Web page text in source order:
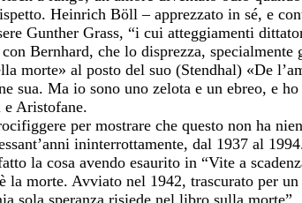
Heinrich Böll – apprezzato in sé, e
Gunther Grass, “i cui atteggiamenti
Bernhard, che lo disprezza, specialmente
morte» al posto del suo (Stendhal) «De
sua. Ma io sono uno zelota e un ebreo, e
Aristofane.
per mostrare che questo non ha
ininterrottamente, dal 1937 al
la cosa avendo esaurito in “Vite a
la morte. Avviato nel 1942, trascurato per
sola speranza risiede nel libro sulla